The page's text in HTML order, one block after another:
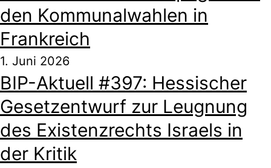
den Kommunalwahlen in
Frankreich
1. Juni 2026
BIP-Aktuell #397: Hessischer
Gesetzentwurf zur Leugnung
des Existenzrechts Israels in
der Kritik